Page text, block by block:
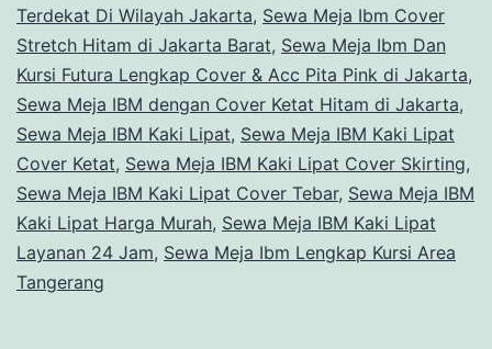
Terdekat Di Wilayah Jakarta, Sewa Meja Ibm Cover
Stretch Hitam di Jakarta Barat, Sewa Meja Ibm Dan
Kursi Futura Lengkap Cover & Acc Pita Pink di Jakarta,
Sewa Meja IBM dengan Cover Ketat Hitam di Jakarta,
Sewa Meja IBM Kaki Lipat, Sewa Meja IBM Kaki Lipat
Cover Ketat, Sewa Meja IBM Kaki Lipat Cover Skirting,
Sewa Meja IBM Kaki Lipat Cover Tebar, Sewa Meja IBM
Kaki Lipat Harga Murah, Sewa Meja IBM Kaki Lipat
Layanan 24 Jam, Sewa Meja Ibm Lengkap Kursi Area
Tangerang